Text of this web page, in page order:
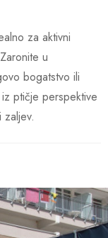
terase, jedna
samo nekoliko
kuhinju
za aktivni
u
bogatstvo ili
ptičje perspektive